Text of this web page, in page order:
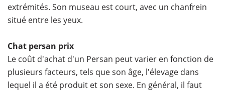
extrémités. Son museau est court, avec un chanfrein
situé entre les yeux.
Chat persan prix
Le coût d'achat d'un Persan peut varier en fonction de
plusieurs facteurs, tels que son âge, l'élevage dans
lequel il a été produit et son sexe. En général, il faut